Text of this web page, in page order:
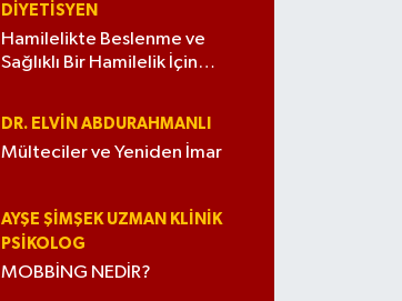
DIYETISYEN
Hamilelikte Beslenme ve
Sağlıklı Bir Hamilelik İçin
DR. ELVIN ABDURAHMANLI
Mülteciler ve Yeniden İmar
AYŞE ŞIMŞEK UZMAN KLINIK
PSIKOLOG
MOBBİNG NEDİR?